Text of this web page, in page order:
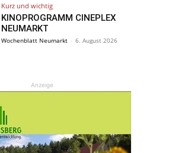
Kurz und wichtig
KINOPROGRAMM CINEPLEX
NEUMARKT
Wochenblatt Neumarkt - 6. August 2026
Anzeige